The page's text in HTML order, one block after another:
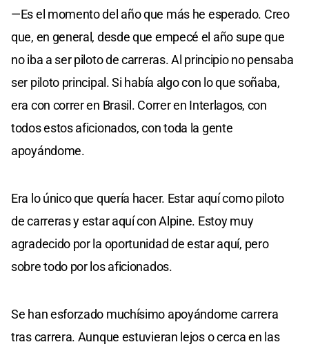
—Es el momento del año que más he esperado. Creo
que, en general, desde que empecé el año supe que
no iba a ser piloto de carreras. Al principio no pensaba
ser piloto principal. Si había algo con lo que soñaba,
era con correr en Brasil. Correr en Interlagos, con
todos estos aficionados, con toda la gente
apoyándome.
Era lo único que quería hacer. Estar aquí como piloto
de carreras y estar aquí con Alpine. Estoy muy
agradecido por la oportunidad de estar aquí, pero
sobre todo por los aficionados.
Se han esforzado muchísimo apoyándome carrera
tras carrera. Aunque estuvieran lejos o cerca en las